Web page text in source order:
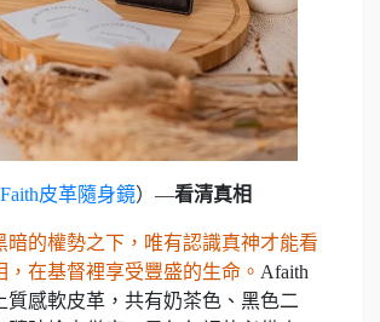
皮革隨身鏡）—看清真相
暗的權勢之下，唯有認識真神才能看
，在基督裡享受豐盛的生命。 Afaith
質感軟皮革，共有奶茶色、黑色二